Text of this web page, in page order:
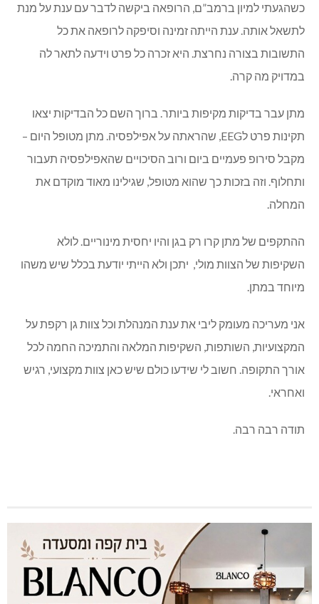
כשהגעתי למיון ברמב”ם, הרופאה ביקשה לדבר עם ענת על מנת
לתשאל אותה. ענת הייתה זמינה וסיפקה לרופאה את כל
התשובות בצורה נחרצת. היא זכרה כל פרט וידעה לתאר לה
במדויק מה קרה.
מתן עבר בדיקות מקיפות ביותר. ברוך השם כל הבדיקות יצאו
תקינות פרט לEEG, שהראתה על אפילפסיה. מתן מטופל היום –
מקבל סירופ פעמיים ביום ורוב הסיכויים שהאפילפסיה תעבור
ותחלוף. וזה בזכות כך שהוא מטופל, שגילינו מאוד מוקדם את
המחלה.
ההתקפים של מתן קרו רק בגן והיו יחסית מינוריים. לולא
השקיפות של הצוות מולי, יתכן ולא הייתי יודעת בכלל שיש משהו
מיוחד במתן.
אני מעריכה מעומק ליבי את ענת המנהלת וכל צוות גן רקפת על
המקצועיות, השותפות, השקיפות המלאה והתמיכה החמה לכל
אורך התקופה. חשוב לי שידעו כולם שיש כאן צוות מקצועי, רגיש
ואחראי.
תודה רבה רבה.